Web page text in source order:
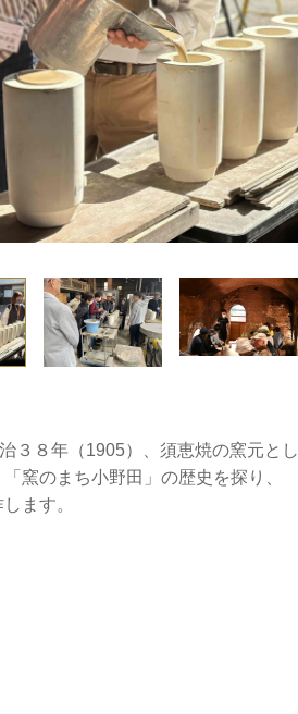
３８年（1905）、須恵焼の窯元とし
窯のまち小野田」の歴史を探り、
ます。